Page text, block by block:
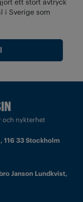
ett stort avtryck
i Sverige som
och nykterhet
116 33 Stockholm
Janson Lundkvist,